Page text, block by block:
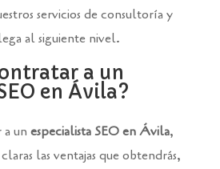
servicios de consultoría y
al siguiente nivel.
a un
en Ávila?
a un especialista SEO en Ávila,
las ventajas que obtendrás,